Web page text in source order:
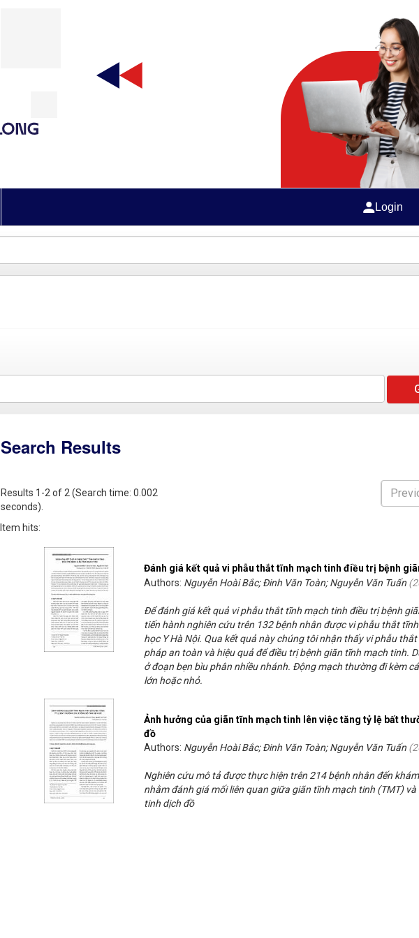
Login
Search Results
Results 1-2 of 2 (Search time: 0.002
seconds).
Item hits:
Đánh giá kết quả vi phẫu thắt tĩnh mạch tinh điều trị bệnh
Authors: Nguyễn Hoài Bắc; Đinh Văn Toàn; Nguyễn Văn Tuấn (
Để đánh giá kết quả vi phẫu thắt tĩnh mạch tinh điều trị bệnh
tiến hành nghiên cứu trên 132 bệnh nhân được vi phẫu thắt
học Y Hà Nội. Qua kết quả này chúng tôi nhận thấy vi phẫu
pháp an toàn và hiệu quả để điều trị bệnh giãn tĩnh mạch tinh.
ở đoạn bẹn bìu phân nhiều nhánh. Động mạch thường đi kèm
lớn hoặc nhỏ.
Ảnh hưởng của giãn tĩnh mạch tinh lên việc tăng tỷ lệ bất
đồ
Authors: Nguyễn Hoài Bắc; Đinh Văn Toàn; Nguyễn Văn Tuấn (
Nghiên cứu mô tả được thực hiện trên 214 bệnh nhân đến
nhằm đánh giá mối liên quan giữa giãn tĩnh mạch tinh (TMT)
tinh dịch đồ